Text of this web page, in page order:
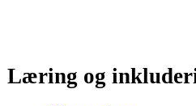
Læring og